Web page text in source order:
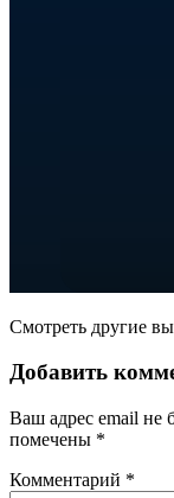
Смотреть другие
Добавить
Ваш адрес email не
помечены *
Комментарий *